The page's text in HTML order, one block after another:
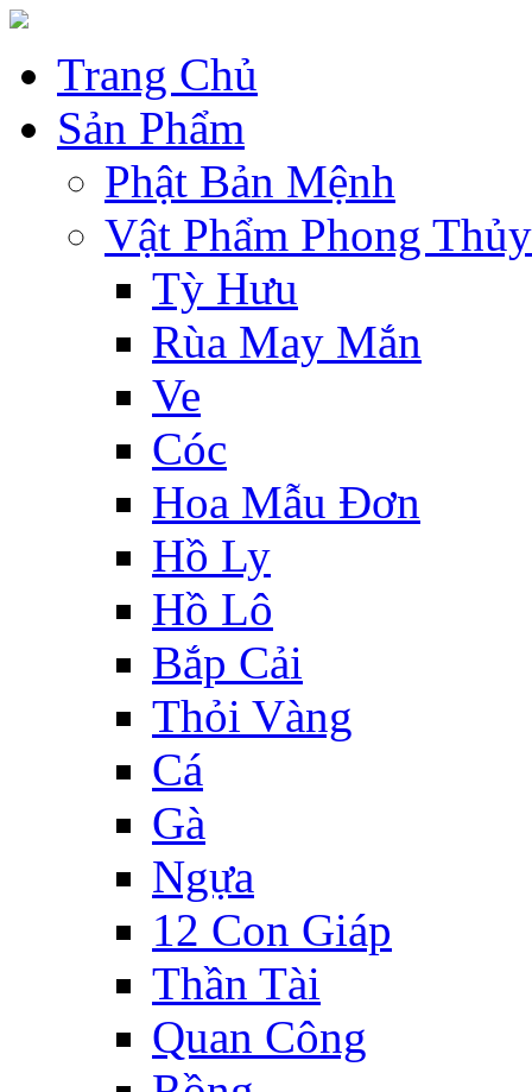
Trang Chủ
Sản Phẩm
Phật Bản Mệnh
Vật Phẩm Phong Thủy
Tỳ Hưu
Rùa May Mắn
Ve
Cóc
Hoa Mẫu Đơn
Hồ Ly
Hồ Lô
Bắp Cải
Thỏi Vàng
Cá
Gà
Ngựa
12 Con Giáp
Thần Tài
Quan Công